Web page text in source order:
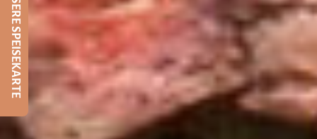
UNSERE SPEISEKARTE